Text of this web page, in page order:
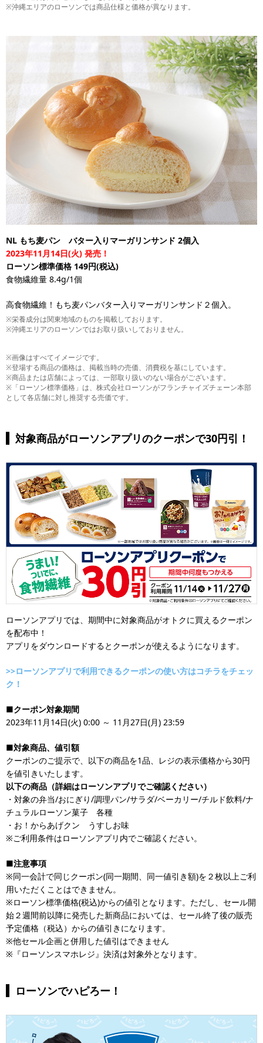
※沖縄エリアのローソンでは商品仕様と価格が異なります。
NL もち麦パン バター入りマーガリンサンド 2個入
2023年11月14日(火) 発売！
ローソン標準価格 149円(税込)
食物繊維量 8.4g/1個
高食物繊維！もち麦パンバター入りマーガリンサンド２個入。
※栄養成分は関東地域のものを掲載しております。
※沖縄エリアのローソンではお取り扱いしておりません。
※画像はすべてイメージです。
※登場する商品の価格は、掲載当時の売価、消費税を基にしています。
※商品または店舗によっては、一部取り扱いのない場合がございます。
※「ローソン標準価格」は、株式会社ローソンがフランチャイズチェーン本部
として各店舗に対し推奨する売価です。
対象商品がローソンアプリのクーポンで30円引！
ローソンアプリでは、期間中に対象商品がオトクに買えるクーポン
を配布中！
アプリをダウンロードするとクーポンが使えるようになります。
>>ローソンアプリで利用できるクーポンの使い方はコチラをチェッ
ク！
■クーポン対象期間
2023年11月14日(火) 0:00 ～ 11月27日(月) 23:59
■対象商品、値引額
クーポンのご提示で、以下の商品を1品、レジの表示価格から30円
を値引きいたします。
以下の商品（詳細はローソンアプリでご確認ください）
・対象の弁当/おにぎり/調理パン/サラダ/ベーカリー/チルド飲料/ナ
チュラルローソン菓子 各種
・お！からあげクン うすしお味
※ご利用条件はローソンアプリ内でご確認ください。
■注意事項
※同一会計で同じクーポン(同一期間、同一値引き額)を２枚以上ご利
用いただくことはできません。
※ローソン標準価格(税込)からの値引となります。ただし、セール開
始２週間前以降に発売した新商品においては、セール終了後の販売
予定価格（税込）からの値引きになります。
※他セール企画と併用した値引はできません
※『ローソンスマホレジ』決済は対象外となります。
ローソンでハピろー！